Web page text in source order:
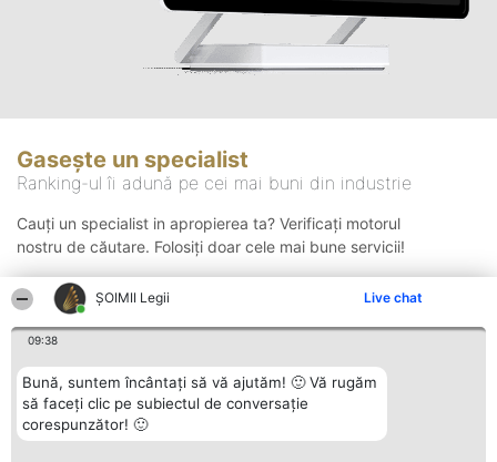
ȘOIMII Legii Live chat
09:38
Bună, suntem încântați să vă ajutăm! 🙂 Vă rugăm
să faceți clic pe subiectul de conversație
corespunzător! 🙂
Gasește un specialist
Ranking-ul îi adună pe cei mai buni din industrie
Cauți un specialist in apropierea ta? Verificați motorul
nostru de căutare. Folosiți doar cele mai bune servicii!